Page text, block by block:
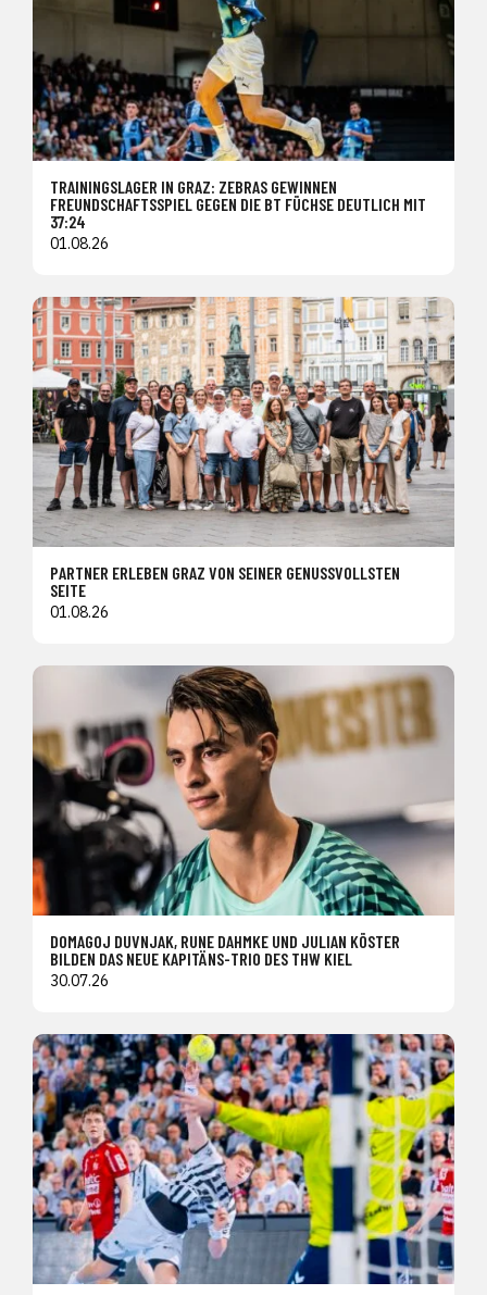
TRAININGSLAGER IN GRAZ: ZEBRAS GEWINNEN
FREUNDSCHAFTSSPIEL GEGEN DIE BT FÜCHSE DEUTLICH MIT
37:24
01.08.26
PARTNER ERLEBEN GRAZ VON SEINER GENUSSVOLLSTEN
SEITE
01.08.26
DOMAGOJ DUVNJAK, RUNE DAHMKE UND JULIAN KÖSTER
BILDEN DAS NEUE KAPITÄNS-TRIO DES THW KIEL
30.07.26